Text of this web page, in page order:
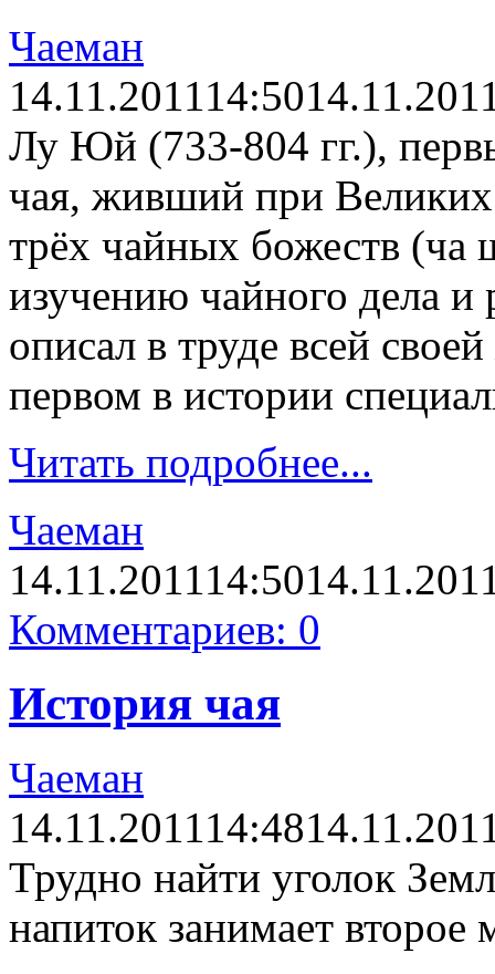
Чаеман
14.11.201114:50
Лу Юй (733-804 гг.),
чая, живший при Великих
трёх чайных божеств (ча
изучению чайного дела и
описал в труде всей
первом в истории
Читать подробнее...
Чаеман
14.11.201114:50
Комментариев: 0
История чая
Чаеман
14.11.201114:48
Трудно найти уголок
напиток занимает второе